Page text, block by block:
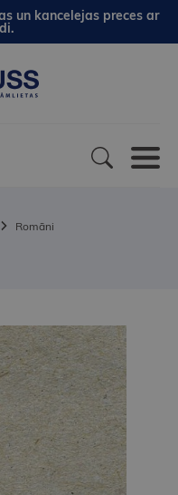
un kancelejas preces ar
Romāni